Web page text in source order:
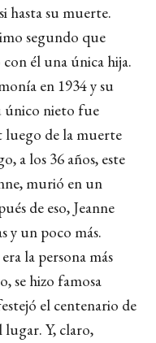
hasta su muerte.
segundo que
él una única hija.
en 1934 y su
único nieto fue
luego de la muerte
a los 36 años, este
murió en un
de eso, Jeanne
y un poco más.
la persona más
se hizo famosa
el centenario de
lugar. Y, claro,